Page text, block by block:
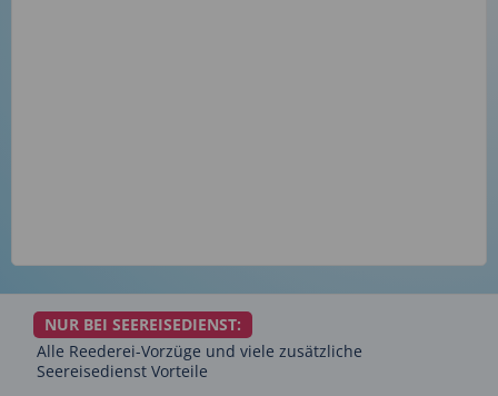
NUR BEI SEEREISEDIENST:
Alle Reederei-Vorzüge und viele zusätzliche
Seereisedienst Vorteile